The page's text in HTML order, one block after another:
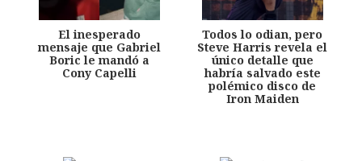
El inesperado
mensaje que Gabriel
Boric le mandó a
Cony Capelli
Todos lo odian, pero
Steve Harris revela el
único detalle que
habría salvado este
polémico disco de
Iron Maiden